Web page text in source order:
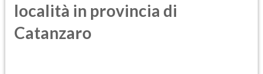
località in provincia di
Catanzaro